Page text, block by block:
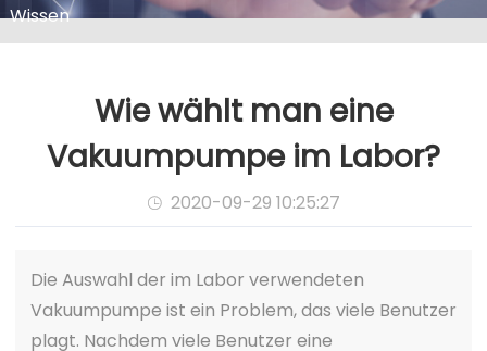
Wissen
Wie wählt man eine
Vakuumpumpe im Labor?
 2020-09-29 10:25:27
Die Auswahl der im Labor verwendeten
Vakuumpumpe ist ein Problem, das viele Benutzer
plagt. Nachdem viele Benutzer eine